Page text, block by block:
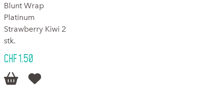
Blunt Wrap
Platinum
Strawberry Kiwi 2
stk.
CHF 1.50
 